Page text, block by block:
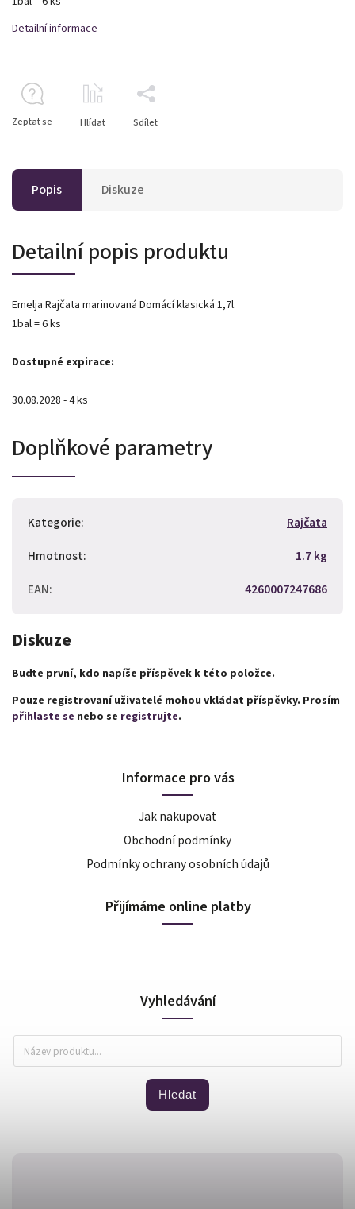
Detailní informace
Zeptat se Hlídat Sdílet
Popis Diskuze
Detailní popis produktu
Emelja Rajčata marinovaná Domácí klasická 1,7l.
1bal = 6 ks
Dostupné expirace:
30.08.2028 - 4 ks
Doplňkové parametry
Kategorie:
Rajčata
Hmotnost:
1.7 kg
EAN: 4260007247686
Diskuze
Buďte první, kdo napíše příspěvek k této položce.
Pouze registrovaní uživatelé mohou vkládat příspěvky. Prosím
přihlaste se nebo se registrujte.
Informace pro vás
Jak nakupovat
Obchodní podmínky
Podmínky ochrany osobních údajů
Přijímáme online platby
Vyhledávání
Hledat